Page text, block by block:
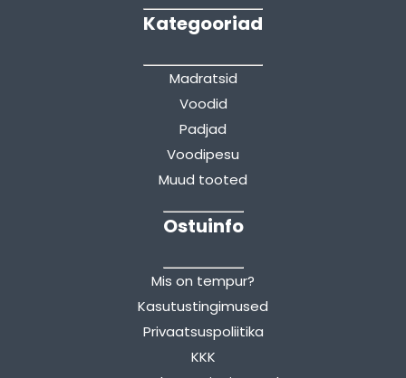
Kategooriad
Madratsid
Voodid
Padjad
Voodipesu
Muud tooted
Ostuinfo
Mis on tempur?
Kasutustingimused
Privaatsuspoliitika
KKK